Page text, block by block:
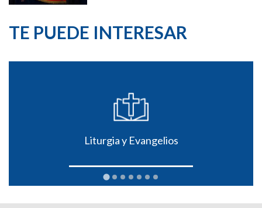
TE PUEDE INTERESAR
Liturgia y Evangelios